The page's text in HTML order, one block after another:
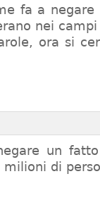
fa a
nei campi
ora si
un
di